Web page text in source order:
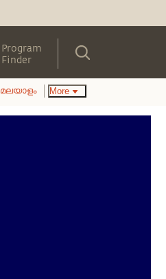
Program
Finder
മലയാളം More